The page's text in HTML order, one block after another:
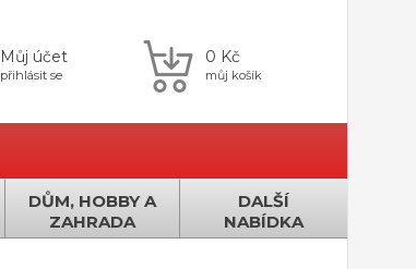
Můj účet
přihlásit se
0 Kč
můj košík
DŮM, HOBBY A
ZAHRADA
DALŠÍ
NABÍDKA